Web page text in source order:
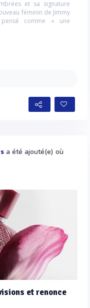
et sa signature
féminin de Jimmy
comme « une
a été ajouté(e) où
et renonce